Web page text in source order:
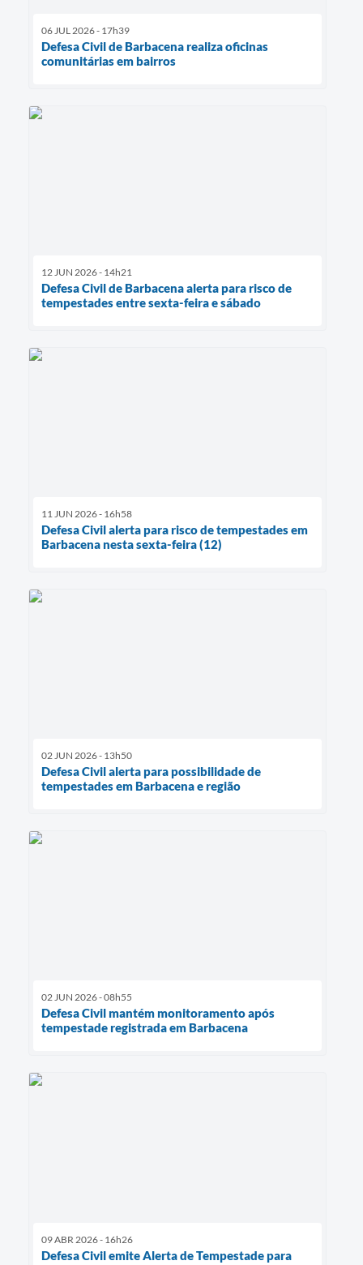
06 JUL 2026 - 17h39
Defesa Civil de Barbacena realiza oficinas
comunitárias em bairros
12 JUN 2026 - 14h21
Defesa Civil de Barbacena alerta para risco de
tempestades entre sexta-feira e sábado
11 JUN 2026 - 16h58
Defesa Civil alerta para risco de tempestades em
Barbacena nesta sexta-feira (12)
02 JUN 2026 - 13h50
Defesa Civil alerta para possibilidade de
tempestades em Barbacena e região
02 JUN 2026 - 08h55
Defesa Civil mantém monitoramento após
tempestade registrada em Barbacena
09 ABR 2026 - 16h26
Defesa Civil emite Alerta de Tempestade para